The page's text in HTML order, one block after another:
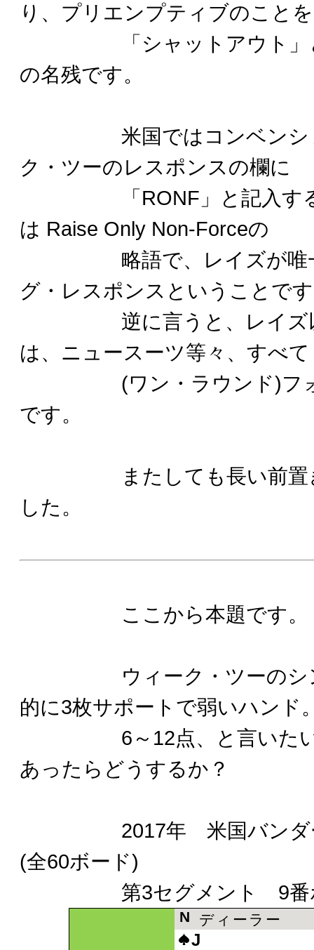
り、プリエンプティブのことを
「シャットアウト」と
の名残です。
米国ではコンベンショ
ク・ツーのレスポンスの欄に
「RONF」と記入する
は Raise Only Non-Forceの
略語で、レイズが唯一
グ・レスポンスということで
逆に言うと、レイズ以
は、ニュースーツ等々、すべて
(ワン・ラウンド)フォ
です。
またしても長い前置き
した。
ここから本題です。
ウィーク・ツーのシン
的に3枚サポートで弱いハンド
6～12点、と言いたいと
あったらどうするか？
2017年 米国バンダー
(全60ボード)
第3セグメント 9番
N ディーラー
J